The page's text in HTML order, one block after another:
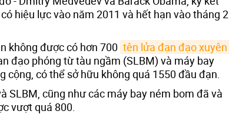
hiệu lực vào năm 2011 và hết hạn vào tháng 2
không được có hơn 700 tên lửa đạn đạo xuyên
đạo phóng từ tàu ngầm (SLBM) và máy bay
cộng, có thể sở hữu không quá 1550 đầu đạn.
SLBM, cũng như các máy bay ném bom đã và
vượt quá 800.